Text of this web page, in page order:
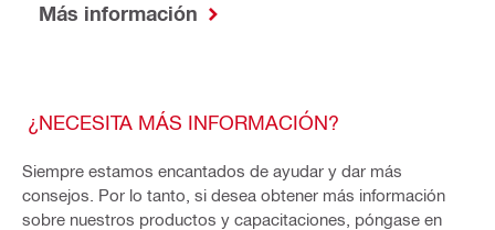
Más información
¿NECESITA MÁS INFORMACIÓN?
Siempre estamos encantados de ayudar y dar más
consejos. Por lo tanto, si desea obtener más información
sobre nuestros productos y capacitaciones, póngase en